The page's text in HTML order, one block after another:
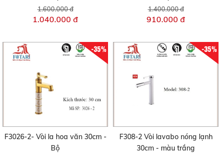
1.600.000 đ
1.040.000 đ
1.400.000 đ
910.000 đ
-35%
F3026-2- Vòi la hoa văn 30cm -
Bộ
-35%
F308-2 Vòi lavabo nóng lạnh
30cm - màu trắng